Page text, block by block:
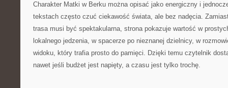
Charakter Matki w Berku można opisać jako energiczny i
tekstach często czuć ciekawość świata, ale bez nadęcia.
trasa musi być spektakularna, strona pokazuje wartość w
lokalnego jedzenia, w spacerze po nieznanej dzielnicy, w
widoku, który trafia prosto do pamięci. Dzięki temu czytelnik
nawet jeśli budżet jest napięty, a czasu jest tylko trochę.